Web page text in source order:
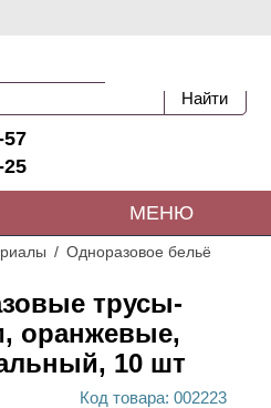
57
25
МЕНЮ
Одноразовое бельё
трусы-
оранжевые,
10 шт
Код товара: 002223